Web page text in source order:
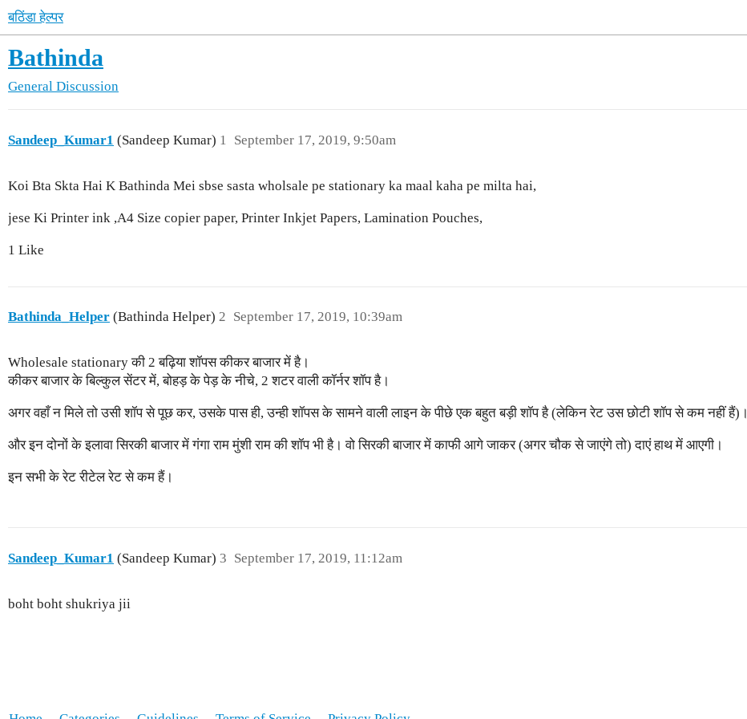
बठिंडा हेल्पर
Bathinda
General Discussion
Sandeep_Kumar1 (Sandeep Kumar) September 17, 2019, 9:50am
1
Koi Bta Skta Hai K Bathinda Mei sbse sasta wholsale pe stationary ka maal kaha pe milta hai,
jese Ki Printer ink ,A4 Size copier paper, Printer Inkjet Papers, Lamination Pouches,
1 Like
Bathinda_Helper (Bathinda Helper) September 17, 2019, 10:39am
2
Wholesale stationary की 2 बढ़िया शॉपस कीकर बाजार में है।
कीकर बाजार के बिल्कुल सेंटर में, बोहड़ के पेड़ के नीचे, 2 शटर वाली कॉर्नर शॉप है।
अगर वहाँ न मिले तो उसी शॉप से पूछ कर, उसके पास ही, उन्ही शॉपस के सामने वाली लाइन के पीछे एक बहुत बड़ी शॉप है (लेकिन रेट उस छोटी शॉप से कम नहीं हैं)।
और इन दोनों के इलावा सिरकी बाजार में गंगा राम मुंशी राम की शॉप भी है। वो सिरकी बाजार में काफी आगे जाकर (अगर चौक से जाएंगे तो) दाएं हाथ में आएगी।
इन सभी के रेट रीटेल रेट से कम हैं।
Sandeep_Kumar1 (Sandeep Kumar) September 17, 2019, 11:12am
3
boht boht shukriya jii